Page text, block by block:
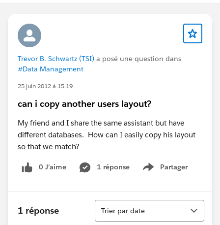
Trevor B. Schwartz (TSI) a posé une question dans
#Data Management
25 juin 2012 à 15:19
can i copy another users layout?
My friend and I share the same assistant but have
different databases. How can I easily copy his layout
so that we match?
0 J’aime 1 réponse Partager
Show menu
1 réponse
Tri
Trier par date